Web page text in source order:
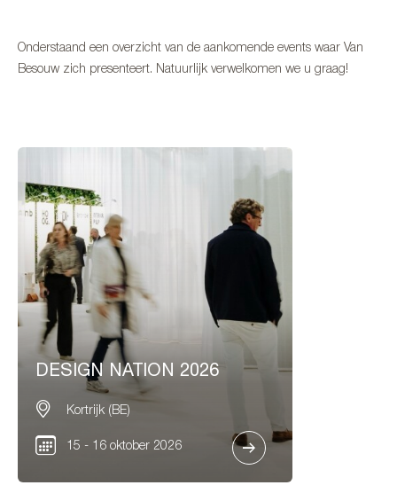
Onderstaand een overzicht van de aankomende events waar Van
Besouw zich presenteert. Natuurlijk verwelkomen we u graag!
DESIGN NATION 2026
Kortrijk (BE)
15 - 16 oktober 2026